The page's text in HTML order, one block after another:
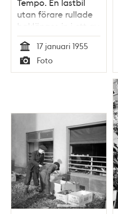
utan förare rullade
baklänges in i ett av
butikens skyltfönster
Tid
17 januari 1955
Typ
Foto